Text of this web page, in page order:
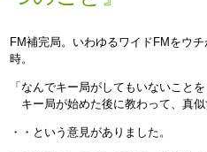
FM補完局。いわゆるワイドFMをウ
時。
「なんでキー局がしてもいないこと
キー局が始めた後に教わって、真似
・・という意見がありました。